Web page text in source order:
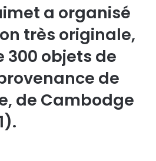
a organisé
très originale,
300 objets de
de
de Cambodge